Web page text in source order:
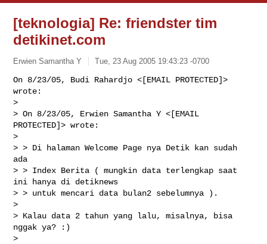
[teknologia] Re: friendster tim
detikinet.com
Erwien Samantha Y Tue, 23 Aug 2005 19:43:23 -0700
On 8/23/05, Budi Rahardjo <[EMAIL PROTECTED]>
wrote:
>
> On 8/23/05, Erwien Samantha Y <[EMAIL
PROTECTED]> wrote:
>
> > Di halaman Welcome Page nya Detik kan sudah
ada
> > Index Berita ( mungkin data terlengkap saat
ini hanya di detiknews
> > untuk mencari data bulan2 sebelumnya ).
>
> Kalau data 2 tahun yang lalu, misalnya, bisa
nggak ya? :)
>